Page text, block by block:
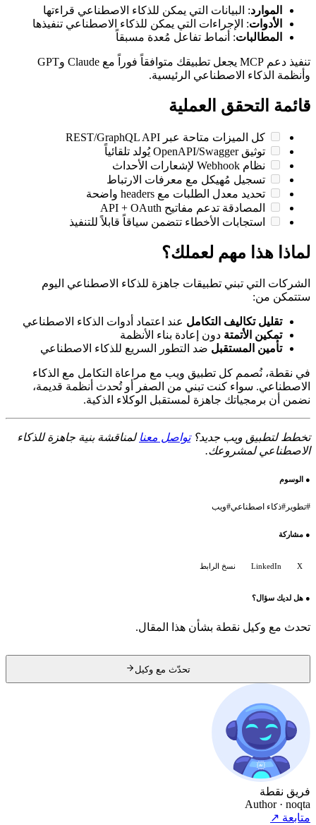
: البيانات التي يمكن للذكاء الاصطناعي قراءتها
: الإجراءات التي يمكن للذكاء الاصطناعي تنفيذها
: أنماط تفاعل مُعدة مسبقاً
تنفيذ دعم MCP يجعل تطبيقك متوافقاً فوراً مع Claude وGPT
الاصطناعي الرئيسية.
التحقق العملية
كل الميزات متاحة عبر REST/GraphQL API
توثيق OpenAPI/Swagger يُولد تلقائياً
نظام Webhook لإشعارات الأحداث
تسجيل مُهيكل مع معرفات الارتباط
تحديد معدل الطلبات مع headers واضحة
المصادقة تدعم مفاتيح API + OAuth
استجابات الأخطاء تتضمن سياقاً قابلاً للتنفيذ
هذا مهم لعملك؟
التي تبني تطبيقات جاهزة للذكاء الاصطناعي اليوم
من:
تكاليف التكاملعند اعتماد أدوات الذكاء الاصطناعي
الأتمتةدون إعادة بناء الأنظمة
المستقبلضد التطور السريع للذكاء الاصطناعي
نُصمم كل تطبيق ويب مع مراعاة التكامل مع الذكاء
سواء كنت تبني من الصفر أو تُحدث أنظمة قديمة،
برمجياتك جاهزة لمستقبل الوكلاء الذكية.
ويب جديد؟تواصل معنالمناقشة بنية جاهزة للذكاء
لمشروعك.
اصطناعي# ويب
نسخ الرابط
سؤال؟
وكيل نقطة بشأن هذا المقال.
تحدّث مع وكيل
Author